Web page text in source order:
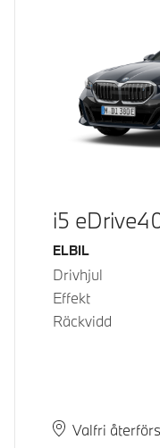
i5
Bränsle
ELBIL
Drivhjul
Effekt
Räckvidd
PlatsValfri
Leveranstid